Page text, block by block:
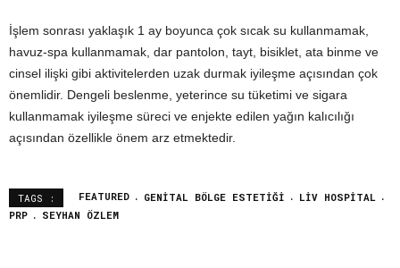
İşlem sonrası yaklaşık 1 ay boyunca çok sıcak su kullanmamak,
havuz-spa kullanmamak, dar pantolon, tayt, bisiklet, ata binme ve
cinsel ilişki gibi aktivitelerden uzak durmak iyileşme açısından çok
önemlidir. Dengeli beslenme, yeterince su tüketimi ve sigara
kullanmamak iyileşme süreci ve enjekte edilen yağın kalıcılığı
açısından özellikle önem arz etmektedir.
TAGS : FEATURED GENITAL BÖLGE ESTETIĞI
LIV HOSPITAL
PRP
SEYHAN ÖZLEM